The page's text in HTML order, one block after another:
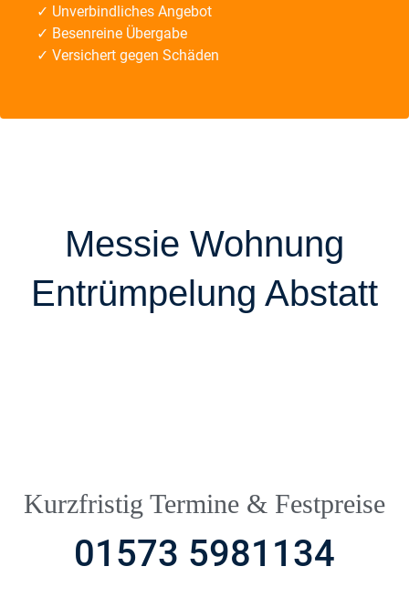
✓ Unverbindliches Angebot
✓ Besenreine Übergabe
✓ Versichert gegen Schäden
Messie Wohnung
Entrümpelung Abstatt
Kurzfristig Termine & Festpreise
01573 5981134